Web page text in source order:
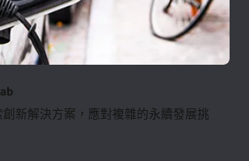
新解決方案，應對複雜的永續發展挑